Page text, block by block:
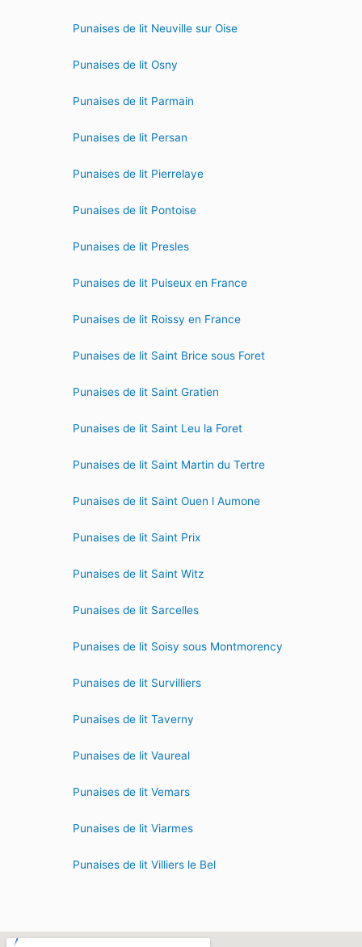
Punaises de lit Neuville sur Oise
Punaises de lit Osny
Punaises de lit Parmain
Punaises de lit Persan
Punaises de lit Pierrelaye
Punaises de lit Pontoise
Punaises de lit Presles
Punaises de lit Puiseux en France
Punaises de lit Roissy en France
Punaises de lit Saint Brice sous Foret
Punaises de lit Saint Gratien
Punaises de lit Saint Leu la Foret
Punaises de lit Saint Martin du Tertre
Punaises de lit Saint Ouen l Aumone
Punaises de lit Saint Prix
Punaises de lit Saint Witz
Punaises de lit Sarcelles
Punaises de lit Soisy sous Montmorency
Punaises de lit Survilliers
Punaises de lit Taverny
Punaises de lit Vaureal
Punaises de lit Vemars
Punaises de lit Viarmes
Punaises de lit Villiers le Bel